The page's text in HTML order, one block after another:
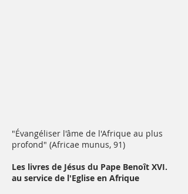
"Évangéliser l'âme de l'Afrique au plus
profond" (Africae munus, 91)
Les livres de Jésus du Pape Benoît XVI.
au service de l'Eglise en Afrique